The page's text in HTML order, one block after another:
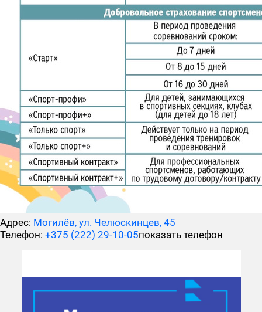
Адрес: Могилёв, ул. Челюскинцев, 45
Телефон: +375 (222) 29-10-05показать телефон